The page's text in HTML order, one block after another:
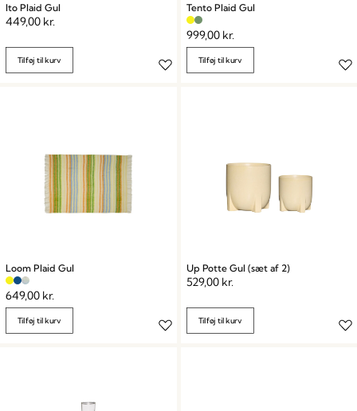
Ito Plaid Gul
449,00 kr.
Tilføj til kurv
Tento Plaid Gul
999,00 kr.
Tilføj til kurv
Loom Plaid Gul
649,00 kr.
Tilføj til kurv
Up Potte Gul (sæt af 2)
529,00 kr.
Tilføj til kurv